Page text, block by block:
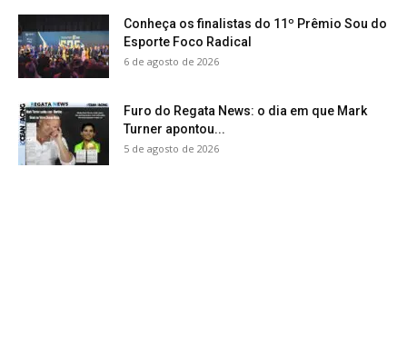
Conheça os finalistas do 11º Prêmio Sou do
Esporte Foco Radical
6 de agosto de 2026
Furo do Regata News: o dia em que Mark
Turner apontou...
5 de agosto de 2026